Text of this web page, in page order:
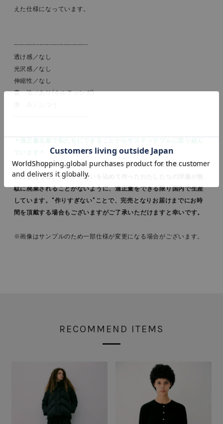
えた仕様になっています。
----------------------------------------
透け感／なし
光沢感／なし
伸縮性／なし
裏 地／あり(キルティング)
昨今問題視されているアパレル業界の大量生産・大量廃棄の問題。
わたしたちは、せっかく思いを込めて作ったわたしたちの洋服が無
駄に廃棄されることがないように、適正量をできる限り国内で生産
しています。"作りすぎない"ことで、完売となりお届けまでにお時
間を頂戴する場合もございますがご了承いただけますと幸いです。
※画像はサンプルのため一部仕様が変更になる場合がございます。
RECOMMEND ITEMS